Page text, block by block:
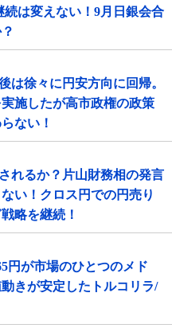
は変えない！9月日銀会合
は徐々に円安方向に回帰。
施したが高市政権の政策
ない！
れるか？片山財務相の発言
い！クロス円での円売り
略を継続！
円が市場のひとつのメド
きが安定したトルコリラ/